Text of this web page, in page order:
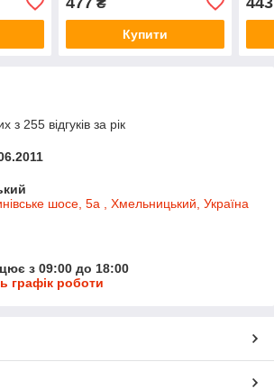
₴
Купити
з 255 відгуків за рік
шосе, 5а , Хмельницький, Україна
з 09:00 до 18:00
графік роботи